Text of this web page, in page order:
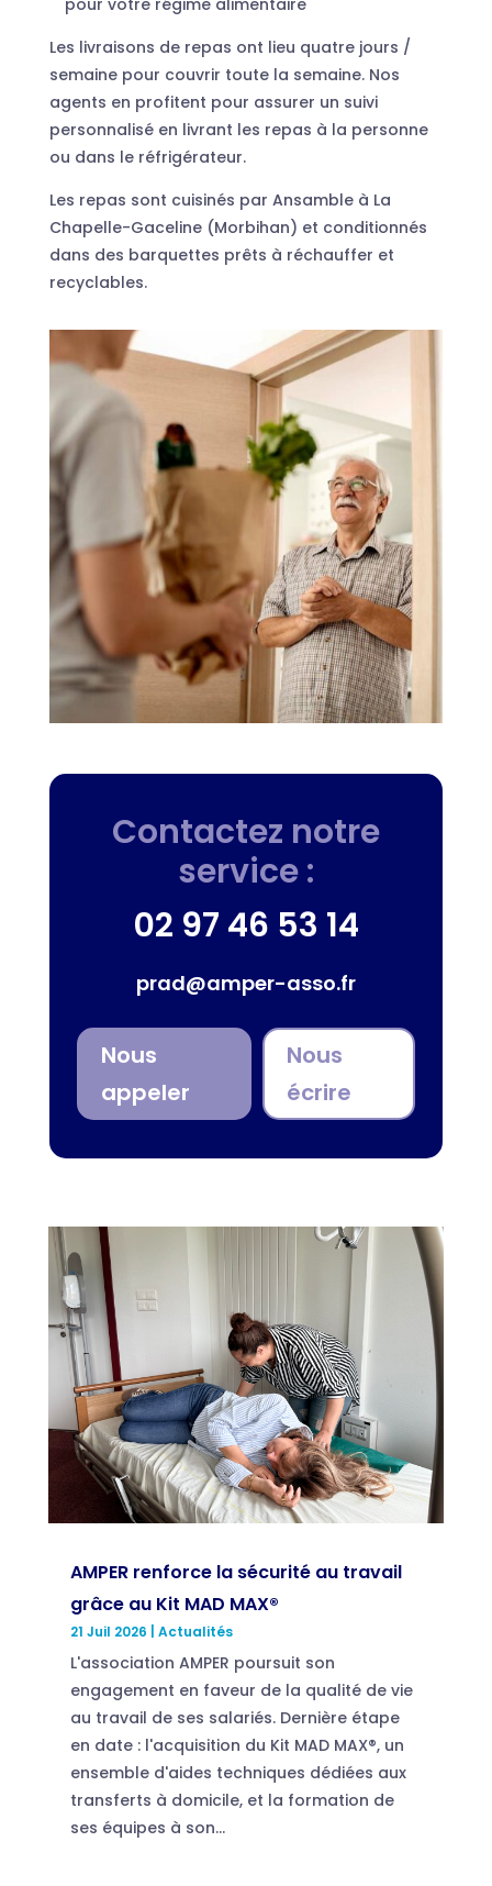
Les livraisons de repas ont lieu quatre jours /
semaine pour couvrir toute la semaine. Nos
agents en profitent pour assurer un suivi
personnalisé en livrant les repas à la personne
ou dans le réfrigérateur.
Les repas sont cuisinés par Ansamble à La
Chapelle-Gaceline (Morbihan) et conditionnés
dans des barquettes prêts à réchauffer et
recyclables.
Contactez notre
service :
02 97 46 53 14
prad@amper-asso.fr
Nous
appeler
Nous
écrire
AMPER renforce la sécurité au travail
grâce au Kit MAD MAX®
21 Juil 2026 Actualités
L'association AMPER poursuit son
engagement en faveur de la qualité de vie
au travail de ses salariés. Dernière étape
en date : l'acquisition du Kit MAD MAX®, un
ensemble d'aides techniques dédiées aux
transferts à domicile, et la formation de
ses équipes à son...